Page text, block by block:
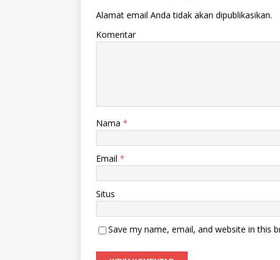
Alamat email Anda tidak akan dipublikasikan.
Komentar
Nama *
Email *
Situs
Save my name, email, and website in this